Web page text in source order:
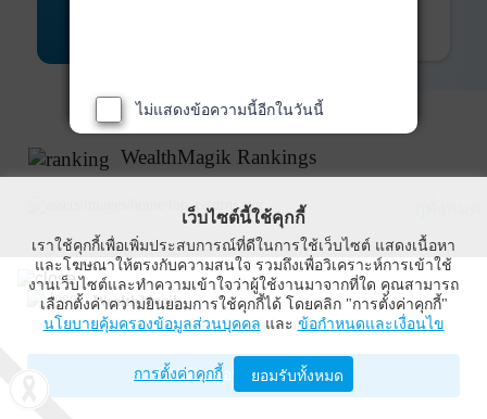
WealthMagik Rankings
Top Returns
กองทุนตราสารทุน
WealthMagik
Wealth Management System Limited
เปิดด้วยแอป WealthMagik
ไม่แสดงข้อความนี้อีกในวันนี้
เว็บไซต์นี้ใช้คุกกี้
เราใช้คุกกี้เพื่อเพิ่มประสบการณ์ที่ดีในการใช้เว็บไซต์ แสดงเนื้อหา
และโฆษณาให้ตรงกับความสนใจ รวมถึงเพื่อวิเคราะห์การเข้าใช้
งานเว็บไซต์และทำความเข้าใจว่าผู้ใช้งานมาจากที่ใด คุณสามารถ
เลือกตั้งค่าความยินยอมการใช้คุกกี้ได้ โดยคลิก "การตั้งค่าคุกกี้"
นโยบายคุ้มครองข้อมูลส่วนบุคคล และ ข้อกำหนดและเงื่อนไข
การตั้งค่าคุกกี้ ยอมรับทั้งหมด